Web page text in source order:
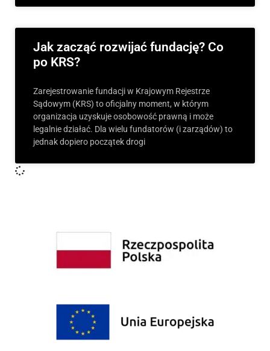
Jak zacząć rozwijać fundację? Co
po KRS?
Zarejestrowanie fundacji w Krajowym Rejestrze
Sądowym (KRS) to oficjalny moment, w którym
organizacja uzyskuje osobowość prawną i może
legalnie działać. Dla wielu fundatorów (i zarządów) to
jednak dopiero początek drogi